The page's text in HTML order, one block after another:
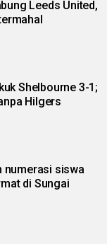
Leeds United,
Shelbourne 3-1;
Hilgers
numerasi siswa
di Sungai